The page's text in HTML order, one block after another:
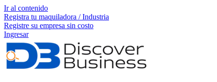
Ir al contenido
Registra tu maquiladora / Industria
Registre su empresa sin costo
Ingresar